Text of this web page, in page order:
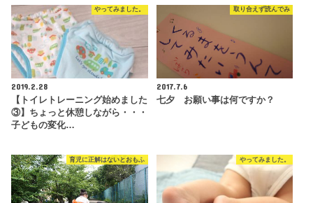
やってみました。
2019.2.28
【トイレトレーニング始めました
③】ちょっと休憩しながら・・・
子どもの変化…
取り合えず読んでみ
2017.7.6
七夕 お願い事は何ですか？
育児に正解はないとおもふ やってみました。